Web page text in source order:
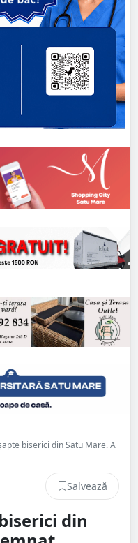
biserici din Satu Mare. A
Salvează
din